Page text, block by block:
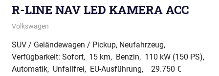
R-LINE NAV LED KAMERA ACC
Volkswagen
SUV / Geländewagen / Pickup, Neufahrzeug,
Verfügbarkeit: Sofort, 15 km, Benzin, 110 kW (150 PS),
Automatik, Unfallfrei, EU-Ausführung, 29.750 €